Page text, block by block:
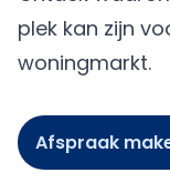
plek kan zijn
woningmarkt.
Afspraak